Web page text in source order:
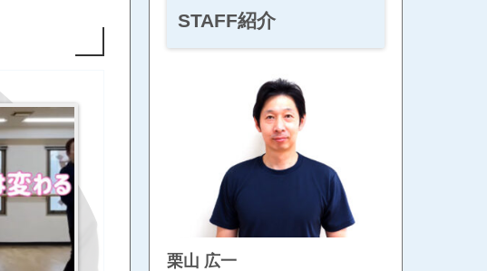
STAFF紹介
栗山 広一